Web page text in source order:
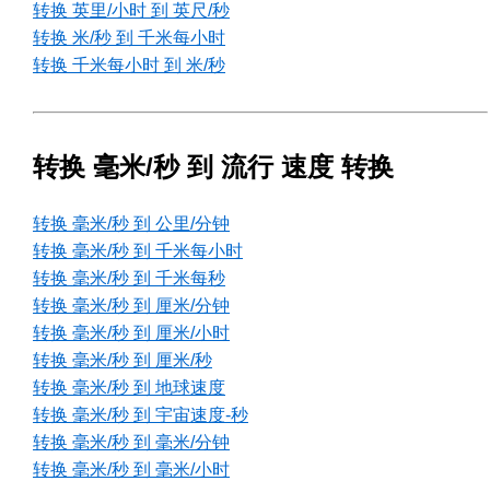
转换 英里/小时 到 英尺/秒
转换 米/秒 到 千米每小时
转换 千米每小时 到 米/秒
转换 毫米/秒 到 流行 速度 转换
转换 毫米/秒 到 公里/分钟
转换 毫米/秒 到 千米每小时
转换 毫米/秒 到 千米每秒
转换 毫米/秒 到 厘米/分钟
转换 毫米/秒 到 厘米/小时
转换 毫米/秒 到 厘米/秒
转换 毫米/秒 到 地球速度
转换 毫米/秒 到 宇宙速度-秒
转换 毫米/秒 到 毫米/分钟
转换 毫米/秒 到 毫米/小时